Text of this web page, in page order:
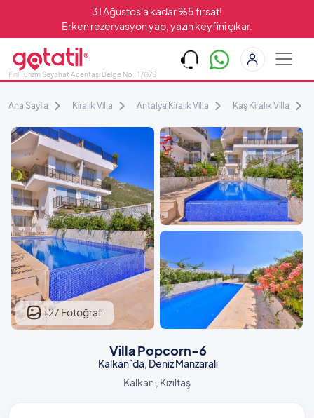
31 Ağustos'a kadar %5 fırsat!
Erken rezervasyon yap, yazın keyfini çıkar.
Fırıl Turizm Seyahat Acentası Belge No : 17075
Ana Sayfa Kiralık Villa Antalya Kiralık Villa Kaş Kiralık Villa
Villa Popcorn-6
Kalkan`da, Deniz Manzaralı
Kalkan , Kızıltaş
+27 Fotoğraf